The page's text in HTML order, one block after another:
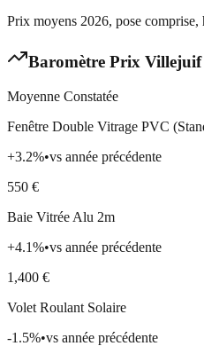
Prix moyens 2026, pose comprise,
Baromètre Prix Villejuif
Moyenne Constatée
Fenêtre Double Vitrage PVC
+3.2%•vs année précédente
550 €
Baie Vitrée Alu 2m
+4.1%•vs année précédente
1,400 €
Volet Roulant Solaire
-1.5%•vs année précédente